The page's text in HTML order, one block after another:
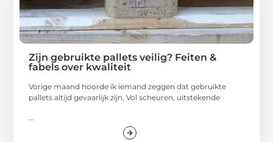
Zijn gebruikte pallets veilig? Feiten &
fabels over kwaliteit
Vorige maand hoorde ik iemand zeggen dat gebruikte
pallets altijd gevaarlijk zijn. Vol scheuren, uitstekende